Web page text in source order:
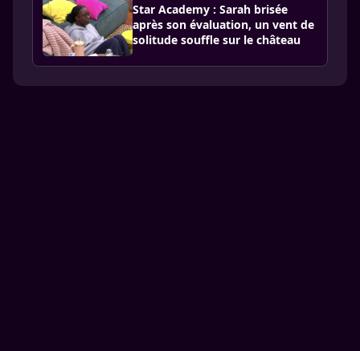
Star Academy : Sarah brisée
après son évaluation, un vent de
solitude souffle sur le château